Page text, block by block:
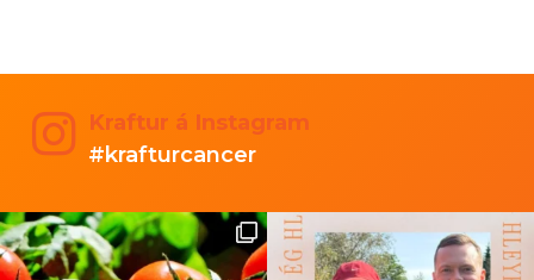
Kraftur á Instagram
#krafturcancer